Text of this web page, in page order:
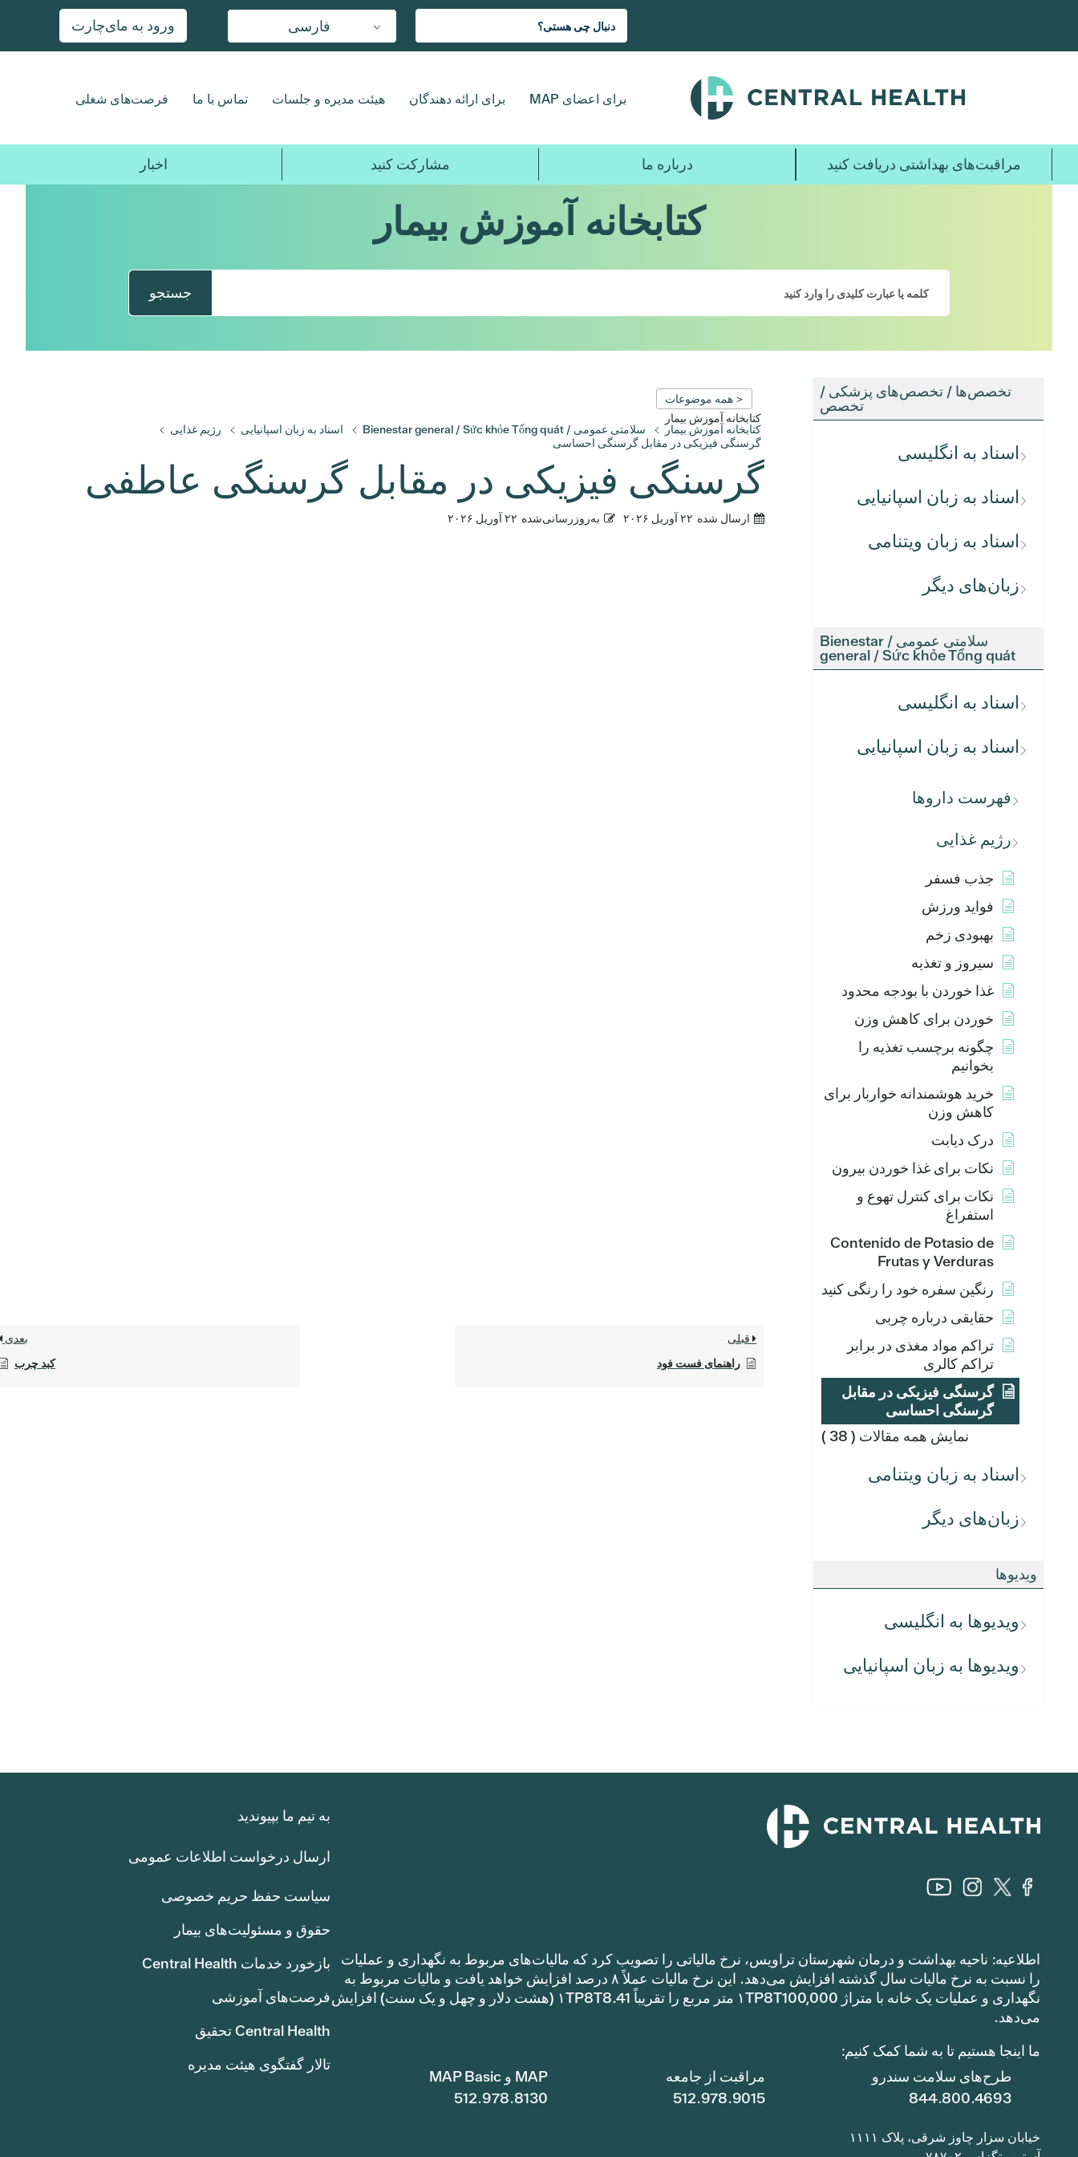
محتوای
فارسی ورود به مای‌چارت
برای اعضای MAP برای ارائه دهندگان هیئت مدیره و جلسات تماس با ما فرصت‌های شغلی
مراقبت‌های بهداشتی دریافت کنید درباره ما مشارکت کنید اخبار
کتابخانه آموزش بیمار
جستجو
تخصص‌ها / تخصص‌های پزشکی /
تخصص
اسناد به انگلیسی
اسناد به زبان اسپانیایی
اسناد به زبان ویتنامی
زبان‌های دیگر
سلامتی عمومی / Bienestar
general / Sức khỏe Tổng quát
اسناد به انگلیسی
اسناد به زبان اسپانیایی
فهرست داروها
رژیم غذایی
جذب فسفر
فواید ورزش
بهبودی زخم
سیروز و تغذیه
غذا خوردن با بودجه محدود
خوردن برای کاهش وزن
چگونه برچسب تغذیه را
بخوانیم
خرید هوشمندانه خواربار برای
کاهش وزن
درک دیابت
نکات برای غذا خوردن بیرون
نکات برای کنترل تهوع و
استفراغ
Contenido de Potasio de
Frutas y Verduras
رنگین سفره خود را رنگی کنید
حقایقی درباره چربی
تراکم مواد مغذی در برابر
تراکم کالری
گرسنگی فیزیکی در مقابل
گرسنگی احساسی
نمایش همه مقالات ( 38 )
اسناد به زبان ویتنامی
زبان‌های دیگر
ویدیوها
ویدیوها به انگلیسی
ویدیوها به زبان اسپانیایی
< همه موضوعات
کتابخانه آموزش بیمار
کتابخانه آموزش بیمار سلامتی عمومی / Bienestar general / Sức khỏe Tổng quát اسناد به زبان اسپانیایی
رژیم غذایی
گرسنگی فیزیکی در مقابل گرسنگی احساسی
گرسنگی فیزیکی در مقابل گرسنگی عاطفی
ارسال شده ۲۲ آوریل ۲۰۲۶ به‌روزرسانی‌شده ۲۲ آوریل ۲۰۲۶
قبلی
راهنمای فست فود
بعدی
کبد چرب
اطلاعیه: ناحیه بهداشت و درمان شهرستان تراویس، نرخ مالیاتی را تصویب کرد که مالیات‌های مربوط به نگهداری و عملیات
را نسبت به نرخ مالیات سال گذشته افزایش می‌دهد. این نرخ مالیات عملاً ۸ درصد افزایش خواهد یافت و مالیات مربوط به
نگهداری و عملیات یک خانه با متراژ ۱TP8T100,000 متر مربع را تقریباً ۱TP8T8.41 (هشت دلار و چهل و یک سنت) افزایش
می‌دهد.
ما اینجا هستیم تا به شما کمک کنیم:
MAP و MAP Basic
512.978.8130
مراقبت از جامعه
512.978.9015
طرح‌های سلامت سندرو
844.800.4693
خیابان سزار چاوز شرقی، پلاک ۱۱۱۱
به تیم ما بپیوندید
ارسال درخواست اطلاعات عمومی
سیاست حفظ حریم خصوصی
حقوق و مسئولیت‌های بیمار
بازخورد خدمات Central Health
فرصت‌های آموزشی
Central Health تحقیق
تالار گفتگوی هیئت مدیره